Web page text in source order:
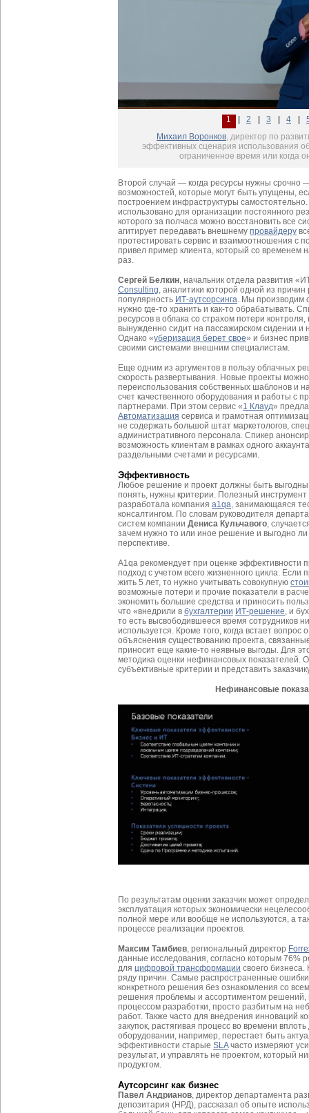
1 | 2 | 3 | 4 |
Михаил Воронков , директор по
эффективных сценария использования
ограниченное время или когда
Второй случай — когда ресурсы нужны срочно
возможностей, которые могут быть упущены,
построением инфраструктуры
использовано для организации постоянного
которого за полчаса можно восстановить все
агитирует передавать внешнему провайдеру
протестировать сервис и взаимоотношения с
привел пример клиента, который со временем
раз.
Сергей Белкин , начальник отдела развития
Consulting , аналитики которой одной из
популярность ИТ-аутсорсинга . Мы производим
нужно где-то хранить и как-то обрабатывать.
ресурсов в облака со страхом потери
вынужденно сидит на пассажирском сидении и
Однако «уберизация берет свое» и бизнес
своими системами внешним специалистам.
Еще одним из аргументов в пользу облачных
скорость развертывания. Новые проекты
переиспользования собственных шаблонов и
счет качественного оборудования и работы с
партнерами. При этом сервис «1 Клауд»
Автоматизация сервиса и грамотная
не содержать большой штат маркетологов,
административного персонала. Спикер
возможность клиентам в рамках одного
раздельными счетами и ресурсами.
Эффективность
Любое решение и проект должны быть
понять, нужны критерии. Полезный
разработала компания a1qa , занимающаяся
консалтингом. По словам руководителя
систем компании Дениса Кульчавого ,
зачем нужно то или иное решение и выгодно ли
перспективе.
A1qa рекомендует при оценке эффективности
подход с учетом всего жизненного цикла. Если
жить 5 лет, то нужно учитывать совокупную
возможные потери и прочие показатели в
экономить большие средства и приносить
что «внедрили в бухгалтерии ИТ-решение , и
то есть высвободившееся время сотрудников
используется. Кроме того, когда встает вопрос
объяснения существованию проекта,
приносит еще какие-то неявные выгоды. Для
методика оценки нефинансовых показателей.
субъективные критерии и представить
Нефинансовые
По результатам оценки заказчик может
эксплуатация которых экономически
полной мере или вообще не используются, а
процессе реализации проектов.
Максим Тамбиев, региональный директор
данные исследования, согласно которым 76%
для цифровой трансформации своего
ряду причин. Самые распространенные
конкретного решения без ознакомления со
решения проблемы и ассортиментом
процессом разработки, просто разбитым на
работ. Также часто для внедрения инноваций
закупок, растягивая процесс во времени
оборудовании, например, перестает быть
эффективности старые SLAчасто измеряют
результат, и управлять не проектом, который
продуктом.
Аутсорсинг как бизнес
Павел Андрианов, директор департамента
депозитария (НРД), рассказал об опыте